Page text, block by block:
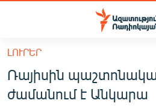
Մատչելիության
հիմնական
բովանդակությանը
Անցնել
հիմնական
ՀԱՅԱՍՏԱՆ
ԼՈՒՐԵՐ
Ռայիսին
ժամանում է Անկարա